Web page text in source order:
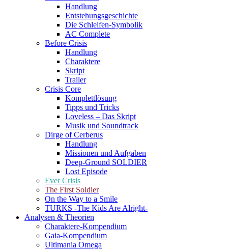
Handlung
Entstehungsgeschichte
Die Schleifen-Symbolik
AC Complete
Before Crisis
Handlung
Charaktere
Skript
Trailer
Crisis Core
Komplettlösung
Tipps und Tricks
Loveless – Das Skript
Musik und Soundtrack
Dirge of Cerberus
Handlung
Missionen und Aufgaben
Deep-Ground SOLDIER
Lost Episode
Ever Crisis
The First Soldier
On the Way to a Smile
TURKS -The Kids Are Alright-
Analysen & Theorien
Charaktere-Kompendium
Gaia-Kompendium
Ultimania Omega